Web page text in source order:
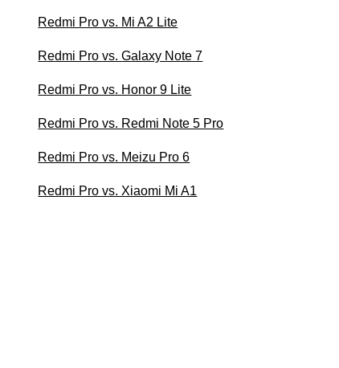
Redmi Pro vs. Mi A2 Lite
Redmi Pro vs. Galaxy Note 7
Redmi Pro vs. Honor 9 Lite
Redmi Pro vs. Redmi Note 5 Pro
Redmi Pro vs. Meizu Pro 6
Redmi Pro vs. Xiaomi Mi A1